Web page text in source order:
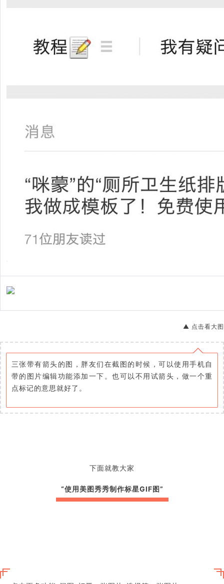
▲ 点击看大图
三张带有箭头的图，胖友们在截图的时候，可以使用手机自
带的图片编辑功能添加一下。也可以不用试箭头，做一个重
点标记的意思就好了。
下面就教大家
“使用美图秀秀制作标星GIF图”